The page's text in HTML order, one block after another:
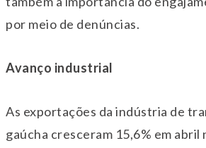
por meio de denúncias.
Avanço industrial
As exportações da indústria de
gaúcha cresceram 15,6% em abril